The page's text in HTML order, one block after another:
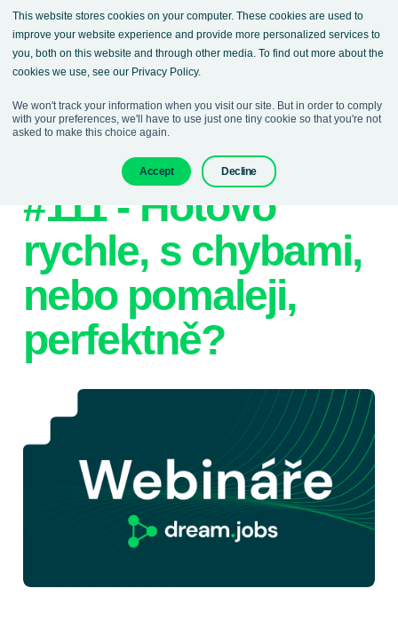
This website stores cookies on your computer. These cookies are used to
improve your website experience and provide more personalized services to
you, both on this website and through other media. To find out more about the
cookies we use, see our Privacy Policy.
We won't track your information when you visit our site. But in order to comply
with your preferences, we'll have to use just one tiny cookie so that you're not
asked to make this choice again.
Accept Decline
21. dubna 2025 Kateřina Legnerová
#111 - Hotovo
rychle, s chybami,
nebo pomaleji,
perfektně?